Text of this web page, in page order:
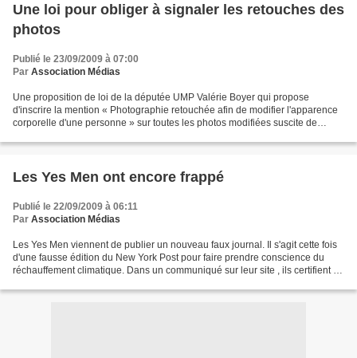
Une loi pour obliger à signaler les retouches des
photos
Publié le 23/09/2009 à 07:00
Par Association Médias
Une proposition de loi de la députée UMP Valérie Boyer qui propose
d'inscrire la mention « Photographie retouchée afin de modifier l'apparence
corporelle d'une personne » sur toutes les photos modifiées suscite de
Les Yes Men ont encore frappé
Publié le 22/09/2009 à 06:11
Par Association Médias
Les Yes Men viennent de publier un nouveau faux journal. Il s'agit cette fois
d'une fausse édition du New York Post pour faire prendre conscience du
réchauffement climatique. Dans un communiqué sur leur site , ils certifient la